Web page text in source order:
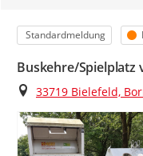
Kategorie
Standardmeldung
Buskehre/Spielplatz
Ort
33719 Bielefeld,